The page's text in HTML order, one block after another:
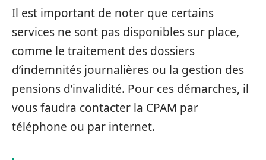
Il est important de noter que certains
services ne sont pas disponibles sur place,
comme le traitement des dossiers
d’indemnités journalières ou la gestion des
pensions d’invalidité. Pour ces démarches, il
vous faudra contacter la CPAM par
téléphone ou par internet.